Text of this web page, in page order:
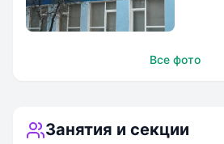
Школа `Премьер`Все фото
Занятия и секции